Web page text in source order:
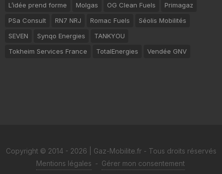
L’idée prend forme
Molgas OG Clean Fuels
Primagaz
PSa Consult
RN7 NRJ Romac Fuels
Séolis Mobilités
SEVEN
Synqo Energies
TANKYOU
Tokheim Services France
TotalEnergies Vendée GNV
Copyright © 2014 - 2026 | Gaz-Mobilite.fr - Tous droits réservés
Mentions légales - Gérer mon consentement